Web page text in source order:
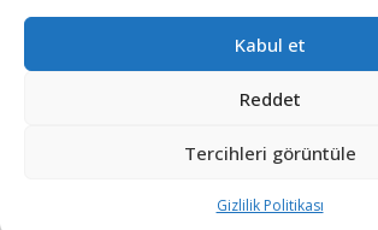
Kabul et
Reddet
Tercihleri görüntüle
Gizlilik Politikası
Deniz Platformları
Teknoloji
Röportajlar
Dosya Haber